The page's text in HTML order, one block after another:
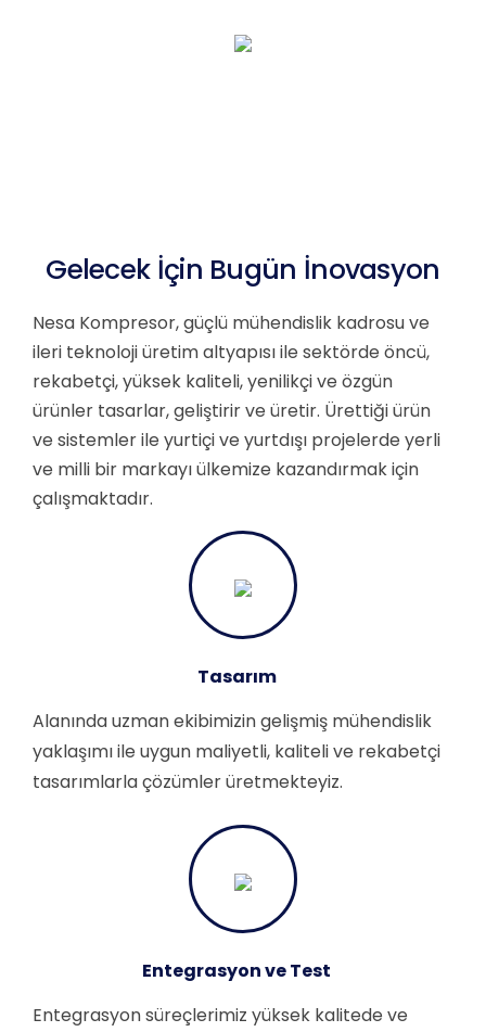
İLETİŞİM
Gelecek İçin Bugün İnovasyon
Nesa Kompresor, güçlü mühendislik kadrosu ve
ileri teknoloji üretim altyapısı ile sektörde öncü,
rekabetçi, yüksek kaliteli, yenilikçi ve özgün
ürünler tasarlar, geliştirir ve üretir. Ürettiği ürün
ve sistemler ile yurtiçi ve yurtdışı projelerde yerli
ve milli bir markayı ülkemize kazandırmak için
çalışmaktadır.
Tasarım
Alanında uzman ekibimizin gelişmiş mühendislik
yaklaşımı ile uygun maliyetli, kaliteli ve rekabetçi
tasarımlarla çözümler üretmekteyiz.
Entegrasyon ve Test
Entegrasyon süreçlerimiz yüksek kalitede ve